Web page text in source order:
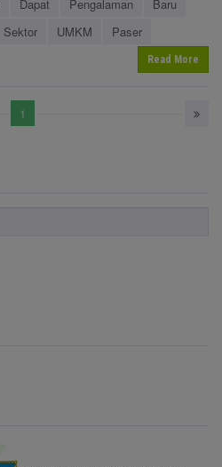
Dapat Pengalaman
Baru
Sektor UMKM Paser
Read More
1